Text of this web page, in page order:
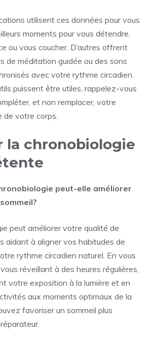
utilisent ces données pour vous
moments pour vous détendre,
ou vous coucher. D’autres offrent
de méditation guidée ou des sons
avec votre rythme circadien.
puissent être utiles, rappelez-vous
et non remplacer, votre
de votre corps.
la chronobiologie
peut-elle améliorer
peut améliorer votre qualité de
aidant à aligner vos habitudes de
rythme circadien naturel. En vous
réveillant à des heures régulières,
votre exposition à la lumière et en
aux moments optimaux de la
favoriser un sommeil plus